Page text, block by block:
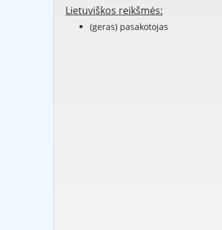
Lietuviškos reikšmės:
(geras) pasakotojas